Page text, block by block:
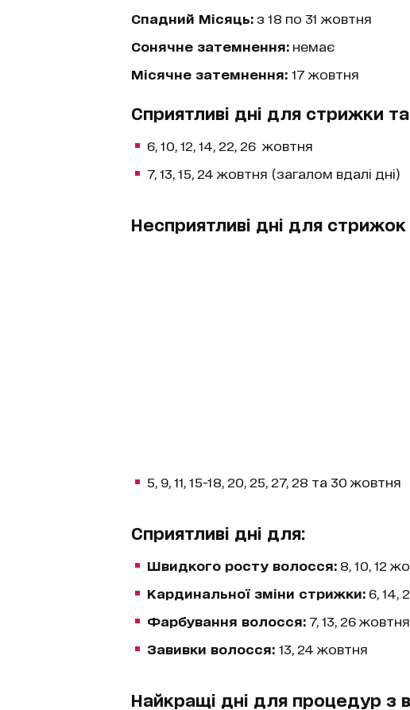
Спадний Місяць:з 18 по 31 жовтня
Сонячне затемнення:немає
Місячне затемнення: 17 жовтня
Сприятливі дні для стрижки
6, 10, 12, 14, 22, 26 жовтня
7, 13, 15, 24 жовтня (загалом вдалі дні)
Несприятливі дні для
5, 9, 11, 15-18, 20, 25, 27, 28 та 30 жовтня
Сприятливі дні для:
Швидкого росту волосся:8, 10, 12
Кардинальної зміни стрижки:6, 14,
Фарбування волосся:7, 13, 26 жовтня
Завивки волосся: 13, 24 жовтня
Найкращі дні для процедур з